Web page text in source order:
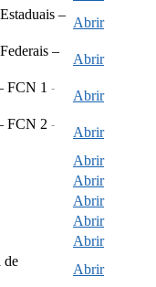
–
Abrir
–
Abrir
FCN 1 -
Abrir
FCN 2 -
Abrir
Abrir
Abrir
Abrir
Abrir
Abrir
de
Abrir